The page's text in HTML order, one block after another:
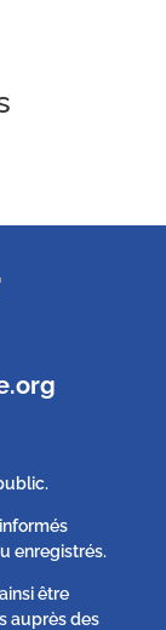
enregistrés.
être
auprès des